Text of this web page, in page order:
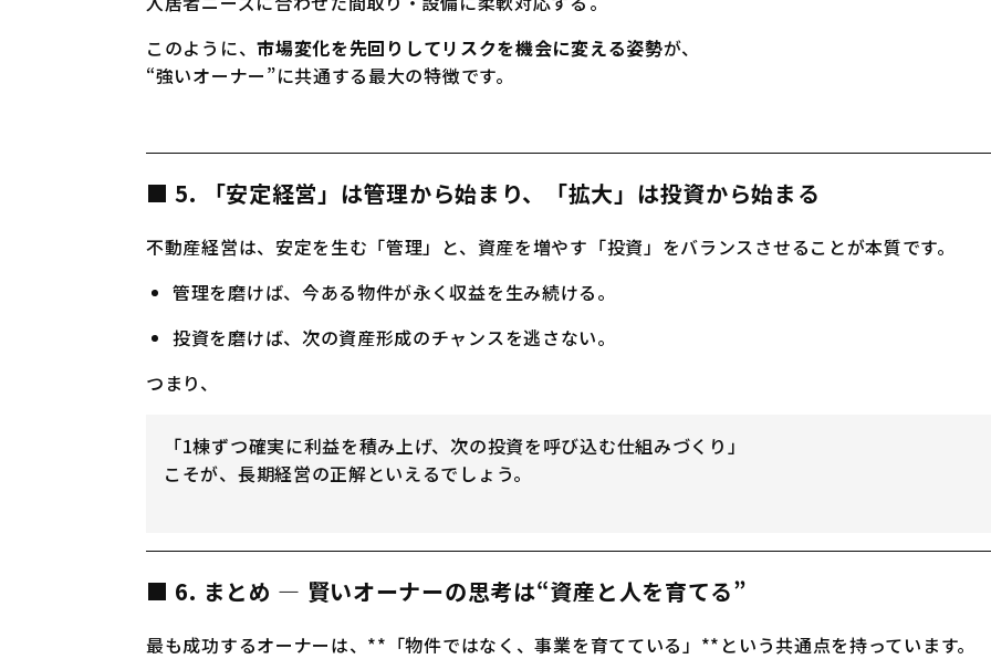
このように、市場変化を先回りしてリスクを機会に変える姿勢が、
“強いオーナー”に共通する最大の特徴です。
■ 5. 「安定経営」は管理から始まり、「拡大」は投資から始まる
不動産経営は、安定を生む「管理」と、資産を増やす「投資」をバランスさせることが本質です。
管理を磨けば、今ある物件が永く収益を生み続ける。
投資を磨けば、次の資産形成のチャンスを逃さない。
つまり、
「1棟ずつ確実に利益を積み上げ、次の投資を呼び込む仕組みづくり」
こそが、長期経営の正解といえるでしょう。
■ 6. まとめ ― 賢いオーナーの思考は“資産と人を育てる”
最も成功するオーナーは、**「物件ではなく、事業を育てている」**という共通点を持っています。